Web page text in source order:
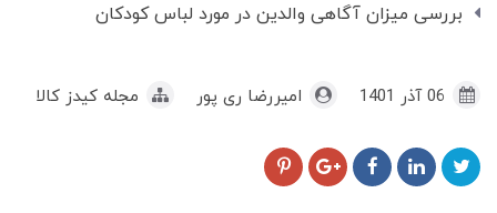
بررسی میزان آگاهی والدین در مورد لباس کودکان
امیررضا ری پور مجله کیدز کالا